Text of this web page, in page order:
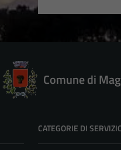
Comune di
CATEGORIE DI